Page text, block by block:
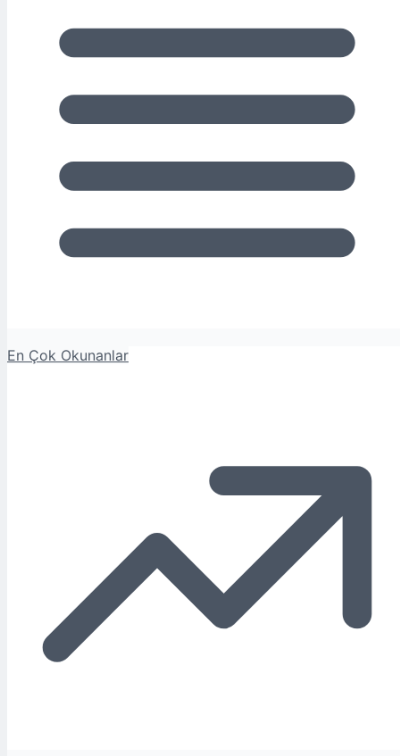
En Çok Okunanlar